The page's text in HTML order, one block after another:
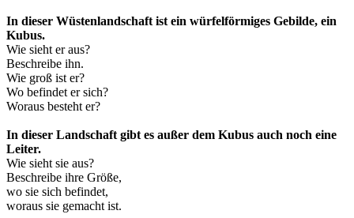
In dieser Wüstenlandschaft ist ein würfelförmiges Gebilde, ein
Kubus.
Wie sieht er aus?
Beschreibe ihn.
Wie groß ist er?
Wo befindet er sich?
Woraus besteht er?
In dieser Landschaft gibt es außer dem Kubus auch noch eine
Leiter.
Wie sieht sie aus?
Beschreibe ihre Größe,
wo sie sich befindet,
woraus sie gemacht ist.